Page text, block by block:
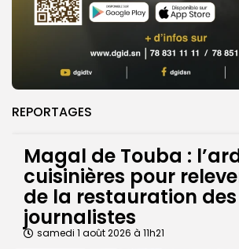
REPORTAGES
Magal de Touba :
cuisinières pour
de la restauration des
journalistes
samedi 1 août 2026 à 11h21